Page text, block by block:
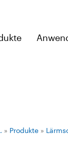
» Produkte »